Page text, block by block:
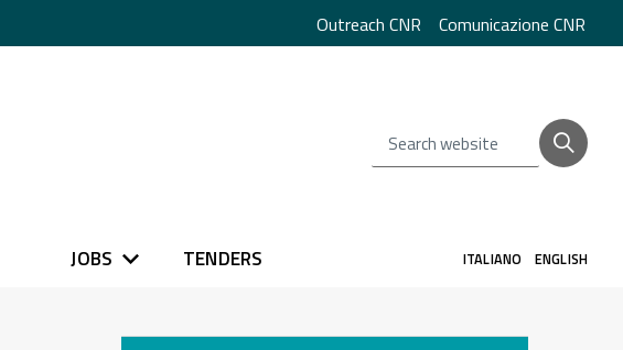
Outreach CNR Comunicazione CNR
Search website
JOBS TENDERS ITALIANO ENGLISH